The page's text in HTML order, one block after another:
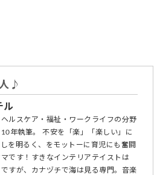
♪
ル
ヘルスケア・福祉・ワークライフの分野
年執筆。 不安を「楽」「楽しい」に
を明るく、をモットーに育児にも奮闘
です！すきなインテリアテイストは
ですが、カナヅチで海は見る専門。音楽